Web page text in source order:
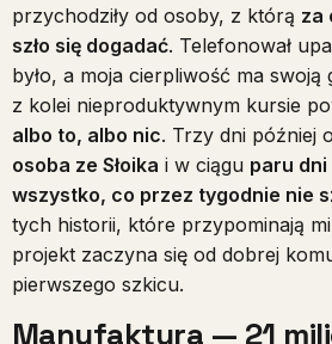
przychodziły od osoby, z którą za
szło się dogadać. Telefonował
było, a moja cierpliwość ma
z kolei nieproduktywnym kursie
albo to, albo nic. Trzy dni później
osoba ze Słoika i w ciągu paru dni
wszystko, co przez tygodnie nie
tych historii, które przypominają
projekt zaczyna się od dobrej
pierwszego szkicu.
Manufaktura — 21